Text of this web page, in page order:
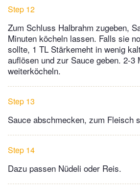
Step 12
Zum Schluss Halbrahm zugeben,
Minuten köcheln lassen. Falls sie
sollte, 1 TL Stärkemeht in wenig
auflösen und zur Sauce geben. 2-3
weiterköcheln.
Step 13
Sauce abschmecken, zum Fleisch
Step 14
Dazu passen Nüdeli oder Reis.